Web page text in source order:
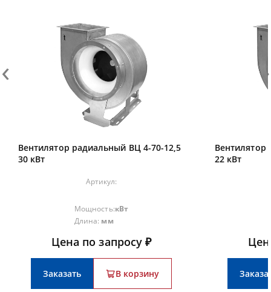
‹ ›
Вентилятор радиальный ВЦ 4-70-12,5
30 кВт
Артикул:
Мощность:кВт
Длина: мм
Цена по запросу ₽
Заказать В корзину
Вентилятор
22 кВт